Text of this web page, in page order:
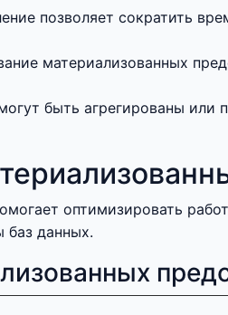
позволяет сократить
материализованных
быть агрегированы или
оптимизировать
баз данных.